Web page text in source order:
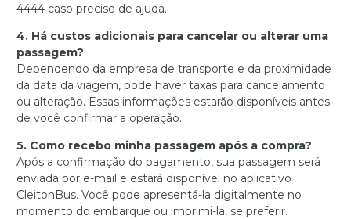
4444 caso precise de ajuda.
4. Há custos adicionais para cancelar ou alterar uma
passagem?
Dependendo da empresa de transporte e da proximidade
da data da viagem, pode haver taxas para cancelamento
ou alteração. Essas informações estarão disponíveis antes
de você confirmar a operação.
5. Como recebo minha passagem após a compra?
Após a confirmação do pagamento, sua passagem será
enviada por e-mail e estará disponível no aplicativo
CleitonBus. Você pode apresentá-la digitalmente no
momento do embarque ou imprimi-la, se preferir.